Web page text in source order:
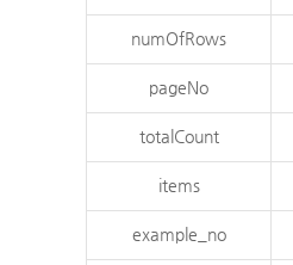
numOfRows
pageNo
totalCount
items
example_no